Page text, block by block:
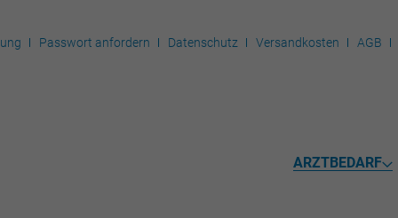
Passwort anfordern Datenschutz Versandkosten AGB
ARZTBEDARF